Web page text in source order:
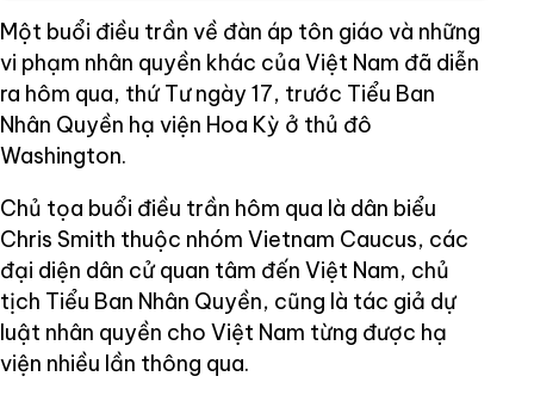
Một buổi điều trần về đàn áp tôn giáo và những
vi phạm nhân quyền khác của Việt Nam đã diễn
ra hôm qua, thứ Tư ngày 17, trước Tiểu Ban
Nhân Quyền hạ viện Hoa Kỳ ở thủ đô
Washington.
Chủ tọa buổi điều trần hôm qua là dân biểu
Chris Smith thuộc nhóm Vietnam Caucus, các
đại diện dân cử quan tâm đến Việt Nam, chủ
tịch Tiểu Ban Nhân Quyền, cũng là tác giả dự
luật nhân quyền cho Việt Nam từng được hạ
viện nhiều lần thông qua.